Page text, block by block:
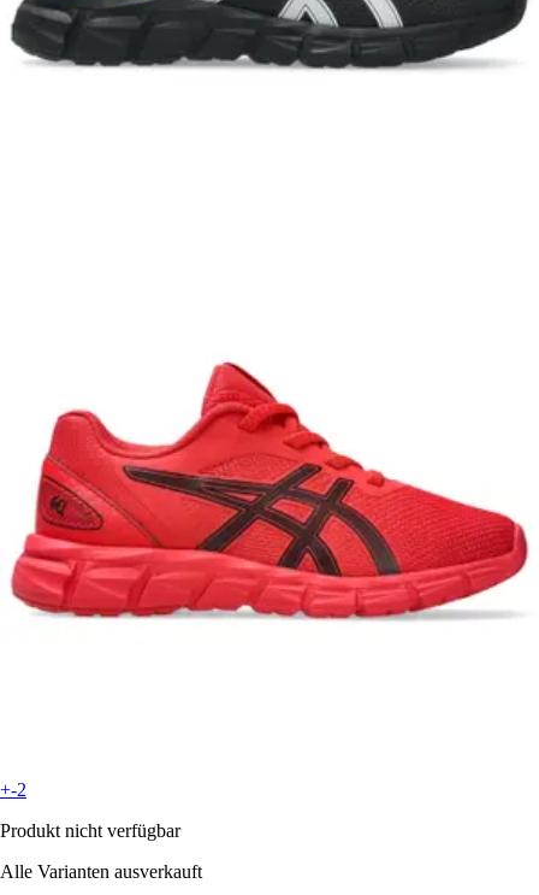
+-2
Produkt nicht verfügbar
Alle Varianten ausverkauft